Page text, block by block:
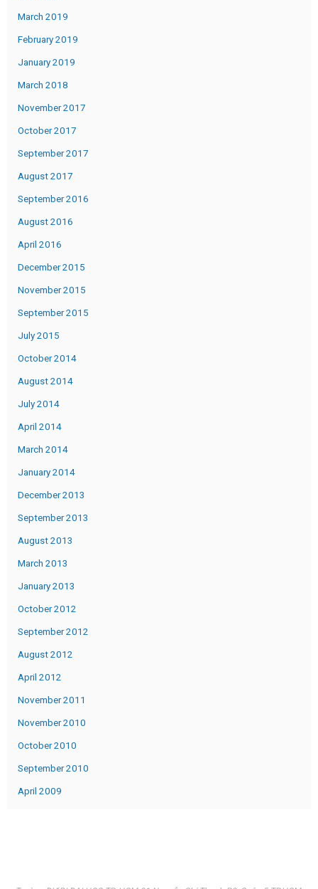
March 2019
February 2019
January 2019
March 2018
November 2017
October 2017
September 2017
August 2017
September 2016
August 2016
April 2016
December 2015
November 2015
September 2015
July 2015
October 2014
August 2014
July 2014
April 2014
March 2014
January 2014
December 2013
September 2013
August 2013
March 2013
January 2013
October 2012
September 2012
August 2012
April 2012
November 2011
November 2010
October 2010
September 2010
April 2009